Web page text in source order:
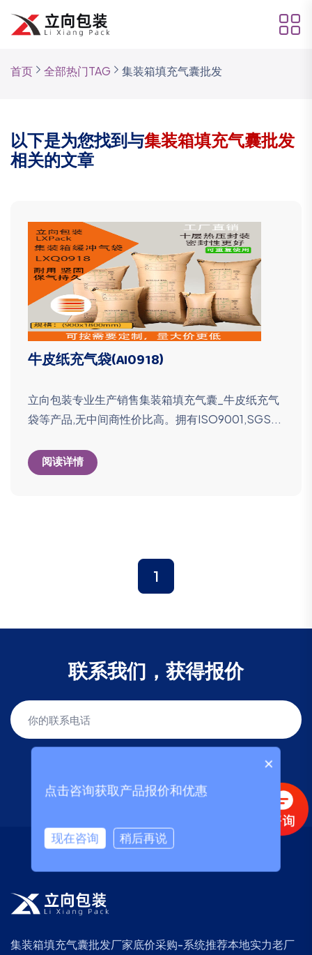
首页 全部热门TAG 集装箱填充气囊批发
以下是为您找到与集装箱填充气囊批发
相关的文章
牛皮纸充气袋(AI0918)
立向包装专业生产销售集装箱填充气囊_牛皮纸充气
袋等产品,无中间商性价比高。拥有ISO9001,SGS...
阅读详情
1
联系我们，获得报价
集装箱填充气囊批发厂家底价采购-系统推荐本地实力老厂
×
点击咨询获取产品报价和优惠
现在咨询 稍后再说